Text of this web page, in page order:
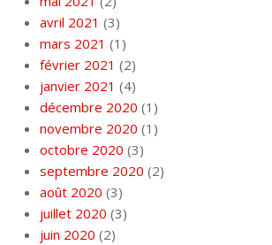
avril 2021 (3)
mars 2021 (1)
février 2021 (2)
janvier 2021 (4)
décembre 2020 (1)
novembre 2020 (1)
octobre 2020 (3)
septembre 2020 (2)
août 2020 (3)
juillet 2020 (3)
juin 2020 (2)